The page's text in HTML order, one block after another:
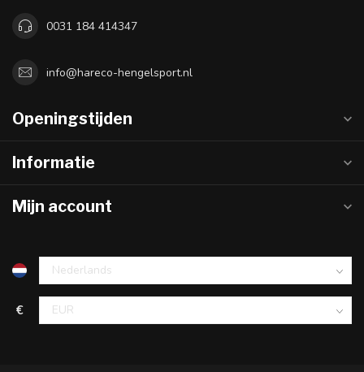
0031 184 414347
info@hareco-hengelsport.nl
Openingstijden
Informatie
Mijn account
€